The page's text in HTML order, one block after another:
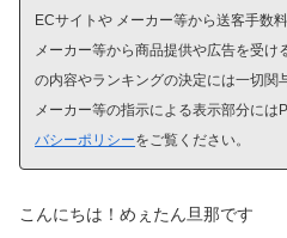
ECサイトや メーカー等から送客手数
メーカー等から商品提供や広告を受け
の内容やランキングの決定には一切関
メーカー等の指示による表示部分には
バシーポリシーをご覧ください。
こんにちは！めぇたん旦那です